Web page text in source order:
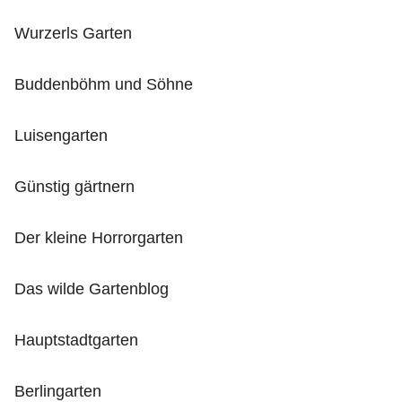
Wurzerls Garten
Buddenböhm und Söhne
Luisengarten
Günstig gärtnern
Der kleine Horrorgarten
Das wilde Gartenblog
Hauptstadtgarten
Berlingarten